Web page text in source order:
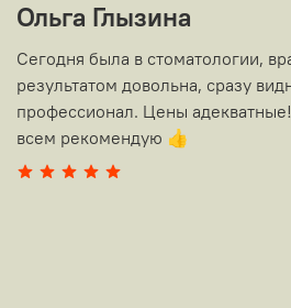
Ольга Глызина
Сегодня была в стоматологии,
результатом довольна, сразу
профессионал. Цены
всем рекомендую 👍